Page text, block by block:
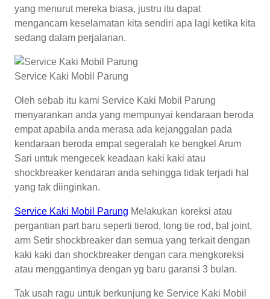
yang menurut mereka biasa, justru itu dapat
mengancam keselamatan kita sendiri apa lagi ketika kita
sedang dalam perjalanan.
Service Kaki Mobil Parung
Oleh sebab itu kami Service Kaki Mobil Parung
menyarankan anda yang mempunyai kendaraan beroda
empat apabila anda merasa ada kejanggalan pada
kendaraan beroda empat segeralah ke bengkel Arum
Sari untuk mengecek keadaan kaki kaki atau
shockbreaker kendaran anda sehingga tidak terjadi hal
yang tak diinginkan.
Service Kaki Mobil Parung Melakukan koreksi atau
pergantian part baru seperti tierod, long tie rod, bal joint,
arm Setir shockbreaker dan semua yang terkait dengan
kaki kaki dan shockbreaker dengan cara mengkoreksi
atau menggantinya dengan yg baru garansi 3 bulan.
Tak usah ragu untuk berkunjung ke Service Kaki Mobil